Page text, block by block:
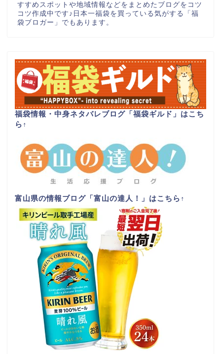
すすめスポットや地域情報などをまとめたブログをコツ
コツ作成中です♪日本一福袋を買っている気がする「福
袋ブロガー」でもあります。
福袋情報・中身ネタバレブログ「福袋ギルド」はこち
ら ↑
富山県の情報ブログ「富山の達人！」はこちら ↑